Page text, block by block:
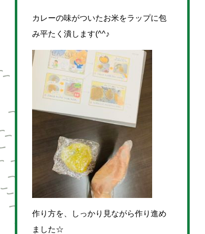
カレーの味がついたお米をラップに包
み平たく潰します(^^♪
作り方を、しっかり見ながら作り進め
ました☆